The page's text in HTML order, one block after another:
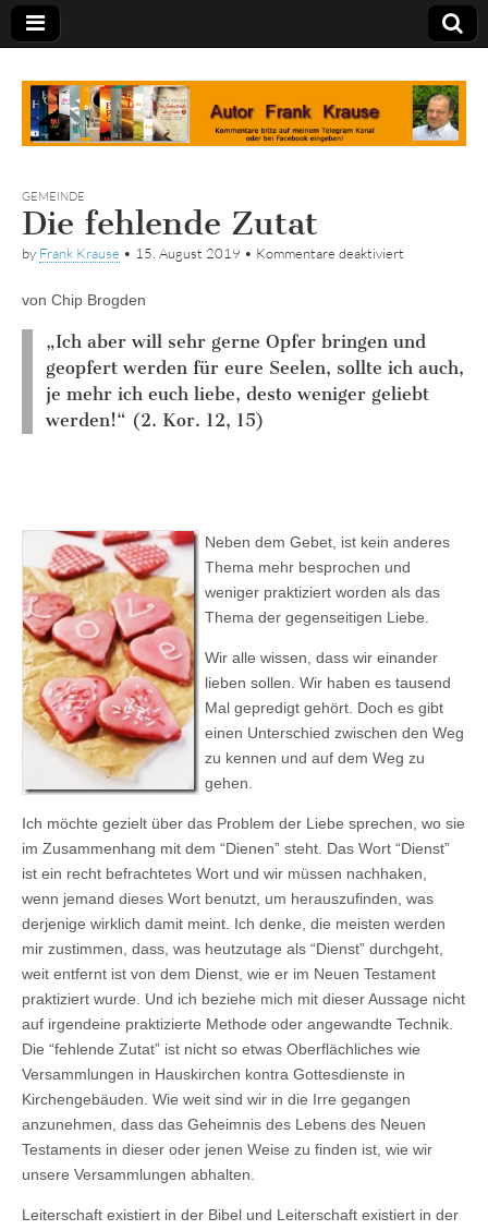
Tagebuch
GEMEINDE
Die fehlende Zutat
by Frank Krause • 15. August 2019 • Kommentare deaktiviert
von Chip Brogden
„Ich aber will sehr gerne Opfer bringen und
geopfert werden für eure Seelen, sollte ich auch,
je mehr ich euch liebe, desto weniger geliebt
werden!“ (2. Kor. 12, 15)
Neben dem Gebet, ist kein anderes
Thema mehr besprochen und
weniger praktiziert worden als das
Thema der gegenseitigen Liebe.
Wir alle wissen, dass wir einander
lieben sollen. Wir haben es tausend
Mal gepredigt gehört. Doch es gibt
einen Unterschied zwischen den Weg
zu kennen und auf dem Weg zu
gehen.
Ich möchte gezielt über das Problem der Liebe sprechen, wo sie
im Zusammenhang mit dem “Dienen” steht. Das Wort “Dienst”
ist ein recht befrachtetes Wort und wir müssen nachhaken,
wenn jemand dieses Wort benutzt, um herauszufinden, was
derjenige wirklich damit meint. Ich denke, die meisten werden
mir zustimmen, dass, was heutzutage als “Dienst” durchgeht,
weit entfernt ist von dem Dienst, wie er im Neuen Testament
praktiziert wurde. Und ich beziehe mich mit dieser Aussage nicht
auf irgendeine praktizierte Methode oder angewandte Technik.
Die “fehlende Zutat” ist nicht so etwas Oberflächliches wie
Versammlungen in Hauskirchen kontra Gottesdienste in
Kirchengebäuden. Wie weit sind wir in die Irre gegangen
anzunehmen, dass das Geheimnis des Lebens des Neuen
Testaments in dieser oder jenen Weise zu finden ist, wie wir
unsere Versammlungen abhalten.
Leiterschaft existiert in der Bibel und Leiterschaft existiert in der